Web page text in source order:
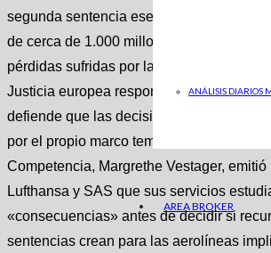
ANÁLISIS DIARIOS
AREA BROKER
segunda sentencia ese mismo día, el
de cerca de 1.000 millones de euros
pérdidas sufridas por la compañía
Justicia europea responde a recursos
defiende que las decisiones del
por el propio marco temporal para
Competencia, Margrethe Vestager,
Lufthansa y SAS que sus servicios
«consecuencias» antes de decidir si
sentencias crean para las aerolíneas